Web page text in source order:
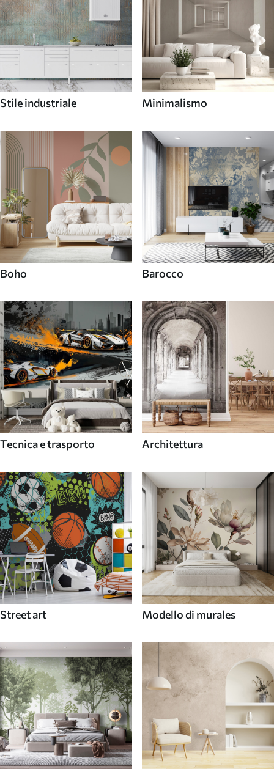
Stile industriale Minimalismo
Boho Barocco
Tecnica e trasporto Architettura
Street art Modello di murales